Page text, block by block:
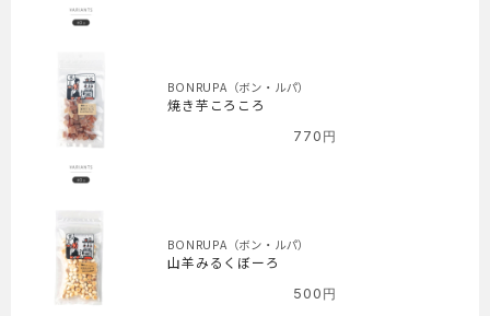
BONRUPA（ボン・ルパ）
焼き芋ころころ
770 円
BONRUPA（ボン・ルパ）
山羊みるくぼーろ
500 円